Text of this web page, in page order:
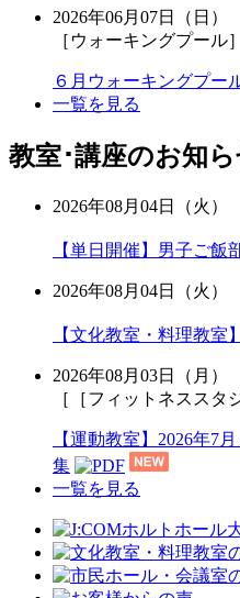
2026年06月07日（日）
［ウォーキングプール］
６月ウォーキングプー
一覧を見る
教室･講座のお知
2026年08月04日（火）
【単日開催】男子ご飯
2026年08月04日（火）
【文化教室・料理教室
2026年08月03日（月）
［［フィットネススタ
【運動教室】2026年7
集
一覧を見る